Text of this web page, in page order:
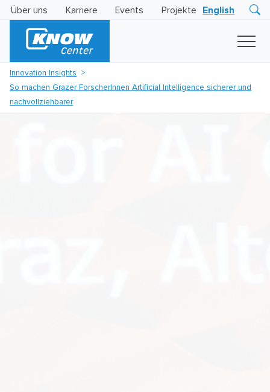
Über uns Karriere Events Projekte English
Business
Innovation Insights
So machen Grazer ForscherInnen Artificial Intelligence sicherer und
nachvollziehbarer